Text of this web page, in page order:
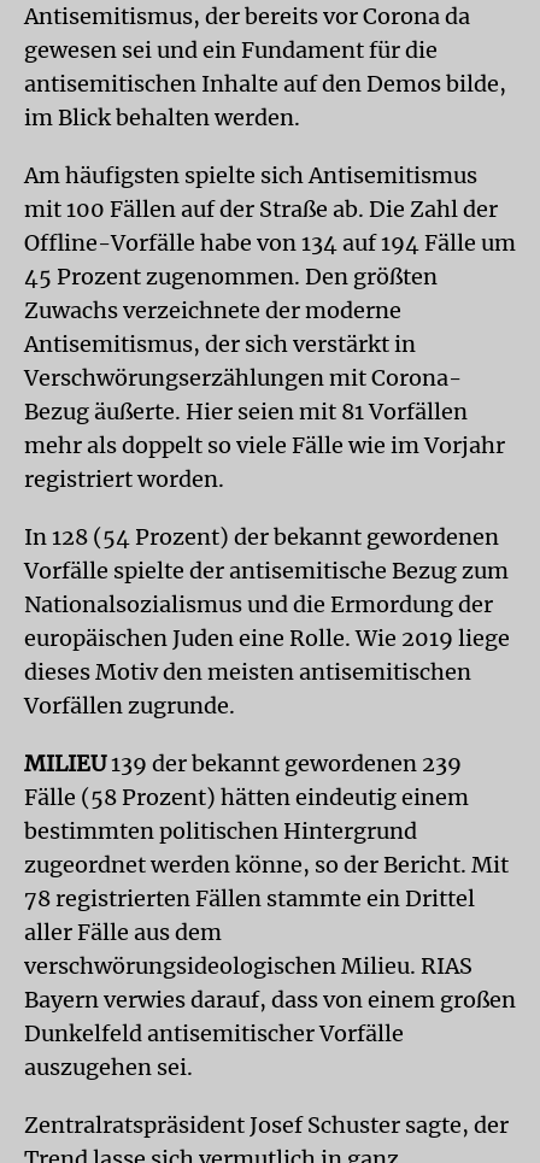
Antisemitismus, der bereits vor Corona da
gewesen sei und ein Fundament für die
antisemitischen Inhalte auf den Demos bilde,
im Blick behalten werden.
Am häufigsten spielte sich Antisemitismus
mit 100 Fällen auf der Straße ab. Die Zahl der
Offline-Vorfälle habe von 134 auf 194 Fälle um
45 Prozent zugenommen. Den größten
Zuwachs verzeichnete der moderne
Antisemitismus, der sich verstärkt in
Verschwörungserzählungen mit Corona-
Bezug äußerte. Hier seien mit 81 Vorfällen
mehr als doppelt so viele Fälle wie im Vorjahr
registriert worden.
In 128 (54 Prozent) der bekannt gewordenen
Vorfälle spielte der antisemitische Bezug zum
Nationalsozialismus und die Ermordung der
europäischen Juden eine Rolle. Wie 2019 liege
dieses Motiv den meisten antisemitischen
Vorfällen zugrunde.
MILIEU139 der bekannt gewordenen 239
Fälle (58 Prozent) hätten eindeutig einem
bestimmten politischen Hintergrund
zugeordnet werden könne, so der Bericht. Mit
78 registrierten Fällen stammte ein Drittel
aller Fälle aus dem
verschwörungsideologischen Milieu. RIAS
Bayern verwies darauf, dass von einem großen
Dunkelfeld antisemitischer Vorfälle
auszugehen sei.
Zentralratspräsident Josef Schuster sagte, der